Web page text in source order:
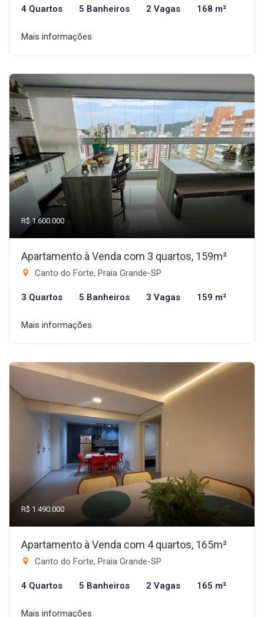
4 Quartos 5 Banheiros 2 Vagas 168 m²
Mais informações
R$ 1.600.000
Apartamento à Venda com 3 quartos, 159m²
Canto do Forte, Praia Grande-SP
3 Quartos 5 Banheiros 3 Vagas 159 m²
Mais informações
R$ 1.490.000
Apartamento à Venda com 4 quartos, 165m²
Canto do Forte, Praia Grande-SP
4 Quartos 5 Banheiros 2 Vagas 165 m²
Mais informações